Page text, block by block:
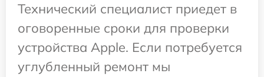
Технический специалист приедет в
оговоренные сроки для проверки
устройства Apple. Если потребуется
углубленный ремонт мы